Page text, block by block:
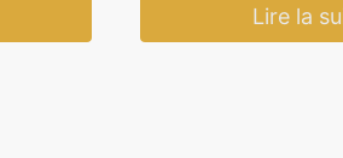
Lire la